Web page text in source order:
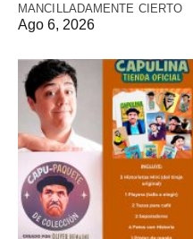
MANCILLADAMENTE CIERTO
Ago 6, 2026